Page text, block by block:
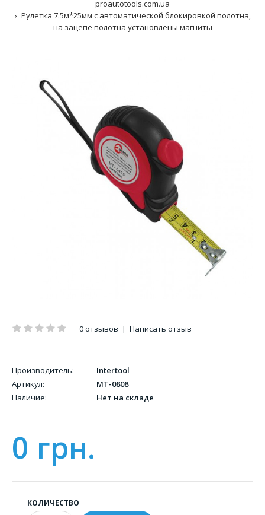
proautotools.com.ua
Рулетка 7.5м*25мм с автоматической блокировкой полотна,
на зацепе полотна установлены магниты
0 отзывов | Написать отзыв
Производитель:
Intertool
Артикул:
MT-0808
Наличие:
Нет на складе
0 грн.
КОЛИЧЕСТВО